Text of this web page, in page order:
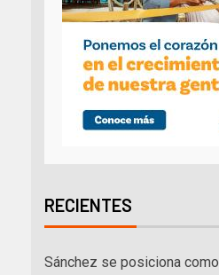
RECIENTES
Sánchez se posiciona